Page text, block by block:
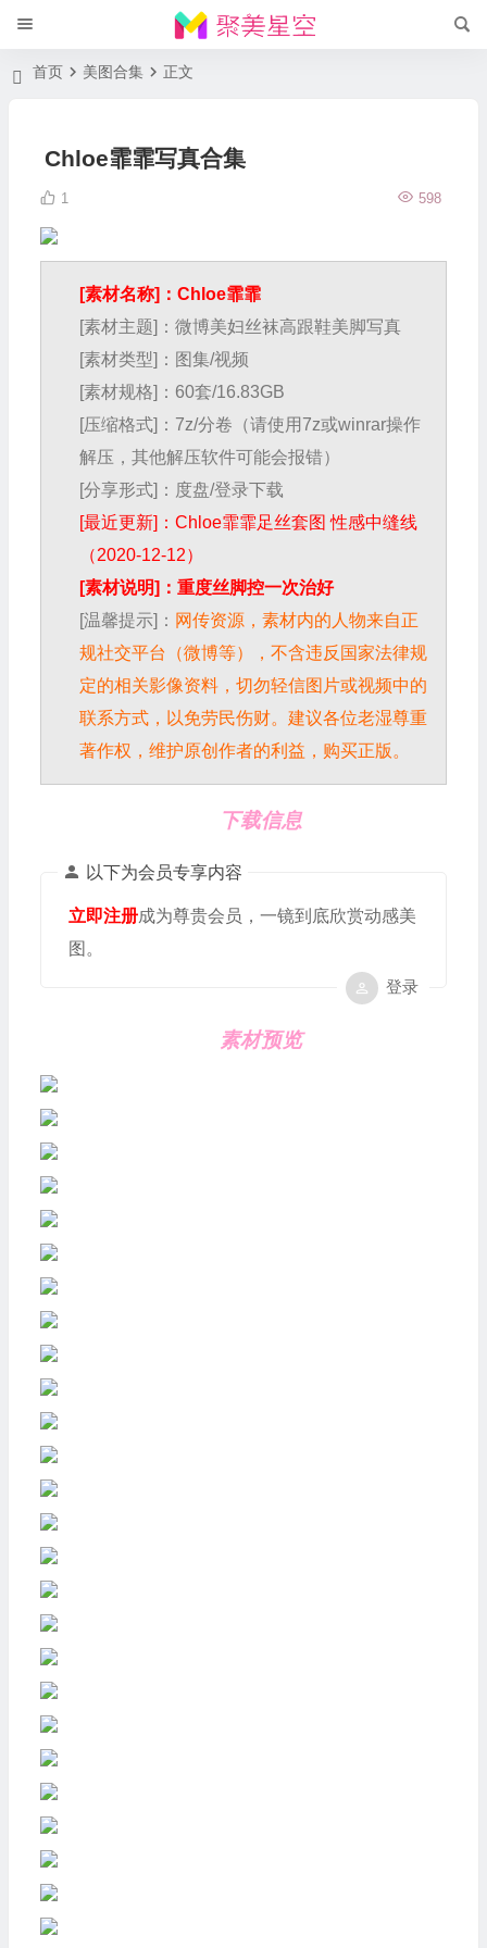
首页 美图合集 正文
Chloe霏霏写真合集
598
1
[素材名称]：Chloe霏霏
[素材主题]：微博美妇丝袜高跟鞋美脚写真
[素材类型]：图集/视频
[素材规格]：60套/16.83GB
[压缩格式]：7z/分卷（请使用7z或winrar操作
解压，其他解压软件可能会报错）
[分享形式]：度盘/登录下载
[最近更新]：Chloe霏霏足丝套图 性感中缝线
（2020-12-12）
[素材说明]：重度丝脚控一次治好
[温馨提示]： 网传资源，素材内的人物来自正
规社交平台（微博等），不含违反国家法律规
定的相关影像资料，切勿轻信图片或视频中的
联系方式，以免劳民伤财。建议各位老湿尊重
著作权，维护原创作者的利益，购买正版。
下载信息
以下为会员专享内容
立即注册成为尊贵会员，一镜到底欣赏动感美
图。
登录
素材预览